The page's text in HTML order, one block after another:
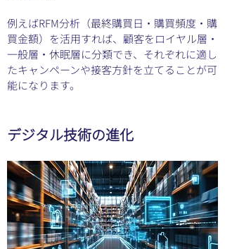
例えばRFM分析（最終購買日・購買頻度・購
買金額）を活用すれば、顧客をロイヤル層・
一般層・休眠層に分類でき、それぞれに適し
たキャンペーンや接客方針を立てることが可
能になります。
デジタル技術の進化